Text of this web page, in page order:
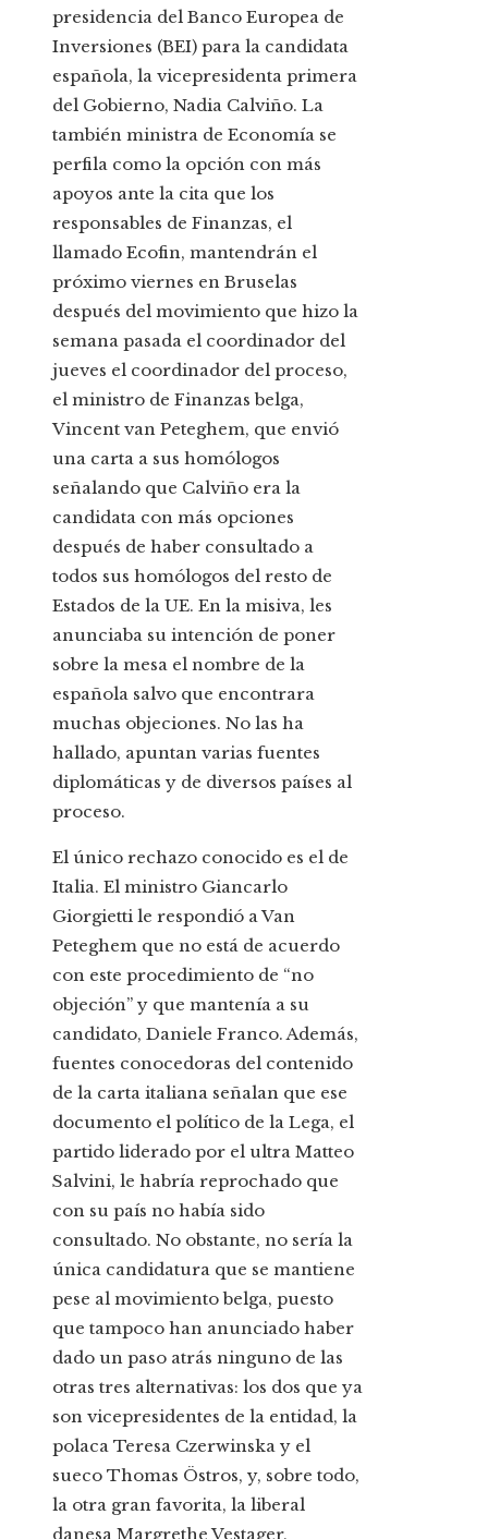
presidencia del Banco Europea de
Inversiones (BEI) para la candidata
española, la vicepresidenta primera
del Gobierno, Nadia Calviño. La
también ministra de Economía se
perfila como la opción con más
apoyos ante la cita que los
responsables de Finanzas, el
llamado Ecofin, mantendrán el
próximo viernes en Bruselas
después del movimiento que hizo la
semana pasada el coordinador del
jueves el coordinador del proceso,
el ministro de Finanzas belga,
Vincent van Peteghem, que envió
una carta a sus homólogos
señalando que Calviño era la
candidata con más opciones
después de haber consultado a
todos sus homólogos del resto de
Estados de la UE. En la misiva, les
anunciaba su intención de poner
sobre la mesa el nombre de la
española salvo que encontrara
muchas objeciones. No las ha
hallado, apuntan varias fuentes
diplomáticas y de diversos países al
proceso.
El único rechazo conocido es el de
Italia. El ministro Giancarlo
Giorgietti le respondió a Van
Peteghem que no está de acuerdo
con este procedimiento de “no
objeción” y que mantenía a su
candidato, Daniele Franco. Además,
fuentes conocedoras del contenido
de la carta italiana señalan que ese
documento el político de la Lega, el
partido liderado por el ultra Matteo
Salvini, le habría reprochado que
con su país no había sido
consultado. No obstante, no sería la
única candidatura que se mantiene
pese al movimiento belga, puesto
que tampoco han anunciado haber
dado un paso atrás ninguno de las
otras tres alternativas: los dos que ya
son vicepresidentes de la entidad, la
polaca Teresa Czerwinska y el
sueco Thomas Östros, y, sobre todo,
la otra gran favorita, la liberal
danesa Margrethe Vestager,